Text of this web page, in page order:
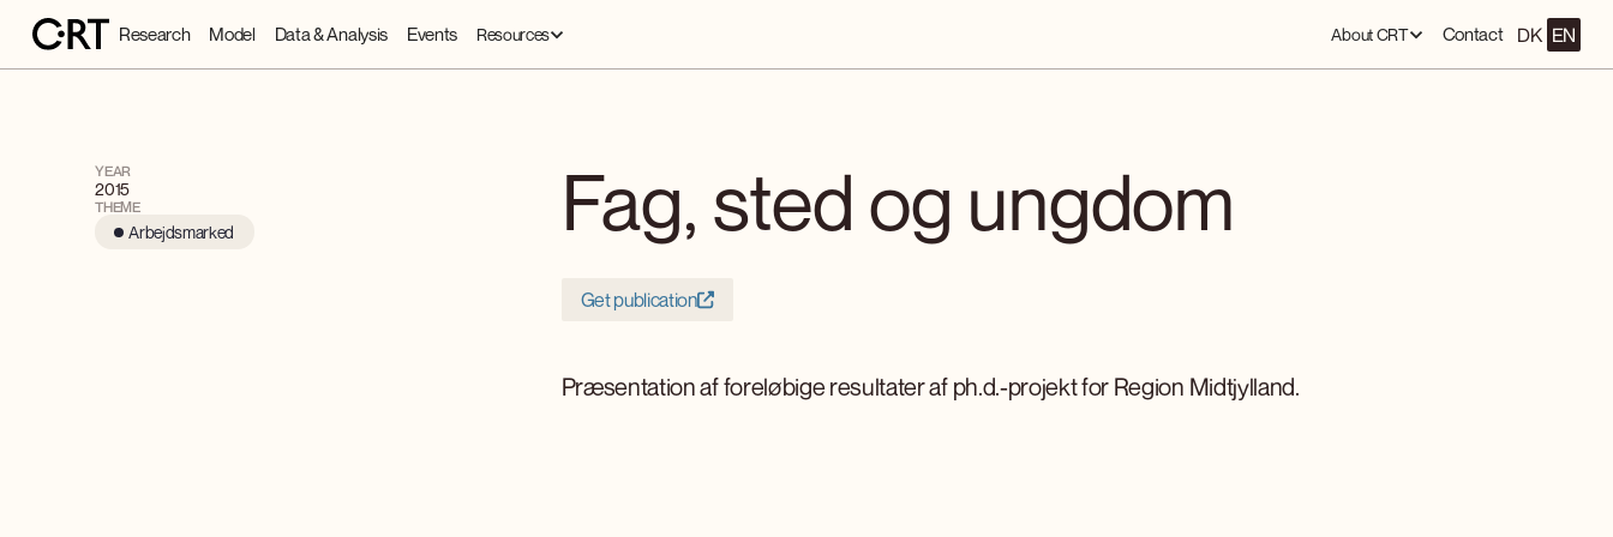
Research Model Data & Analysis Events Resources About CRT Contact DK EN
YEAR
2015
THEME
Arbejdsmarked Fag, sted og ungdom
Get publication
Præsentation af foreløbige resultater af ph.d.-projekt for Region Midtjylland.